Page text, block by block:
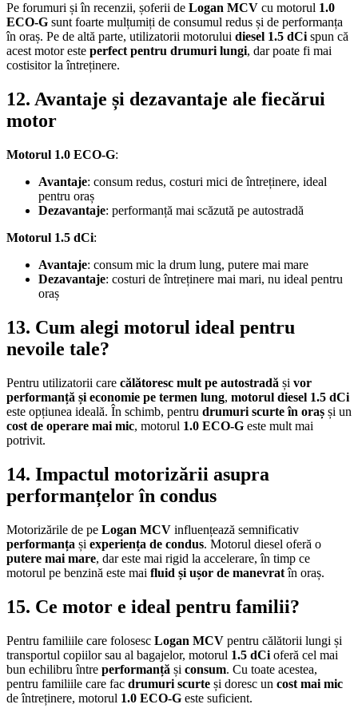
Pe forumuri și în recenzii, șoferii de Logan MCV cu motorul 1.0
ECO-G sunt foarte mulțumiți de consumul redus și de performanța
în oraș. Pe de altă parte, utilizatorii motorului diesel 1.5 dCi spun că
acest motor este perfect pentru drumuri lungi, dar poate fi mai
costisitor la întreținere.
12. Avantaje și dezavantaje ale fiecărui
motor
Motorul 1.0 ECO-G:
Avantaje: consum redus, costuri mici de întreținere, ideal
pentru oraș
Dezavantaje: performanță mai scăzută pe autostradă
Motorul 1.5 dCi:
Avantaje: consum mic la drum lung, putere mai mare
Dezavantaje: costuri de întreținere mai mari, nu ideal pentru
oraș
13. Cum alegi motorul ideal pentru
nevoile tale?
Pentru utilizatorii care călătoresc mult pe autostradă și vor
performanță și economie pe termen lung, motorul diesel 1.5 dCi
este opțiunea ideală. În schimb, pentru drumuri scurte în oraș și un
cost de operare mai mic, motorul 1.0 ECO-G este mult mai
potrivit.
14. Impactul motorizării asupra
performanțelor în condus
Motorizările de pe Logan MCV influențează semnificativ
performanța și experiența de condus. Motorul diesel oferă o
putere mai mare, dar este mai rigid la accelerare, în timp ce
motorul pe benzină este mai fluid și ușor de manevratîn oraș.
15. Ce motor e ideal pentru familii?
Pentru familiile care folosesc Logan MCV pentru călătorii lungi și
transportul copiilor sau al bagajelor, motorul 1.5 dCi oferă cel mai
bun echilibru între performanță și consum. Cu toate acestea,
pentru familiile care fac drumuri scurte și doresc un cost mai mic
de întreținere, motorul 1.0 ECO-G este suficient.